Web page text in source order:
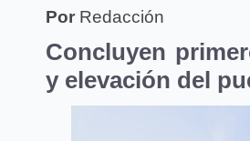
Por Redacción
Concluyen
y elevación del